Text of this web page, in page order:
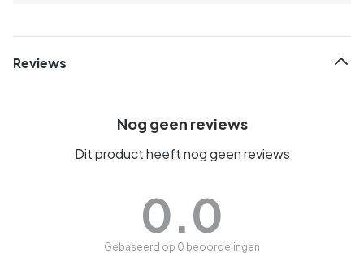
Reviews
Nog geen reviews
Dit product heeft nog geen reviews
0.0
Gebaseerd op 0 beoordelingen